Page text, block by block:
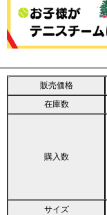
販売価格
在庫数
購入数
サイズ